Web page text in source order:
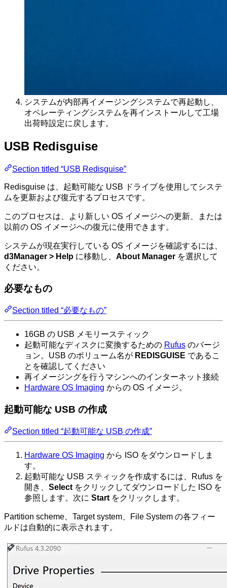
システムが内部再イメージングシステムで再起動し、
オペレーティングシステムを再インストールして工場
出荷時設定に戻します。
USB Redisguise
Section titled “USB Redisguise”
Redisguise は、起動可能な USB ドライブを使用してシステ
ムを更新および復元するプロセスです。
このプロセスは、より新しい OS イメージへの更新、または
以前の OS イメージへの復元に使用できます。
システムが現在実行している OS イメージを確認するには、
d3Manager > Help に移動し、 About Manager を選択して
ください。
必要なもの
Section titled “必要なもの”
16GB の USB メモリースティック
起動可能なディスクに変換するための Rufus のバージ
ョン。USB のボリューム名が REDISGUISE であるこ
とを確認してください
再イメージングを行うマシンへのインターネット接続
Hardware OS Imaging からの OS イメージ。
起動可能な USB の作成
Section titled “起動可能な USB の作成”
Hardware OS Imaging から ISO をダウンロードしま
す。
起動可能な USB スティックを作成するには、Rufus を
開き、 Select をクリックしてダウンロードした ISO を
参照します。次に Start をクリックします。
Partition scheme、Target system、File System の各フィー
ルドは自動的に表示されます。